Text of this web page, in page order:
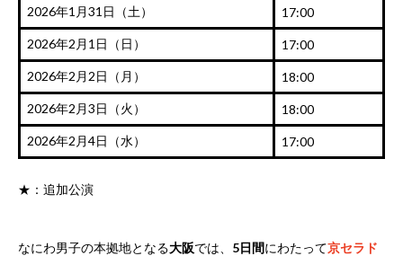
2026年1月31日（土） 17:00
2026年2月1日（日） 17:00
2026年2月2日（月） 18:00
2026年2月3日（火） 18:00
2026年2月4日（水） 17:00
★：追加公演
なにわ男子の本拠地となる大阪では、 5日間にわたって京セラド